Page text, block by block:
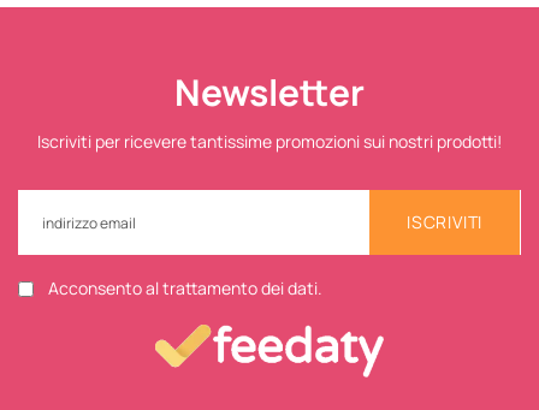
Newsletter
Iscriviti per ricevere tantissime promozioni sui nostri prodotti!
ISCRIVITI
Acconsento al trattamento dei dati.